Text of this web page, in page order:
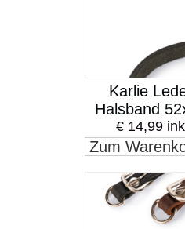
Karlie
Halsband
€ 14,99
Zum